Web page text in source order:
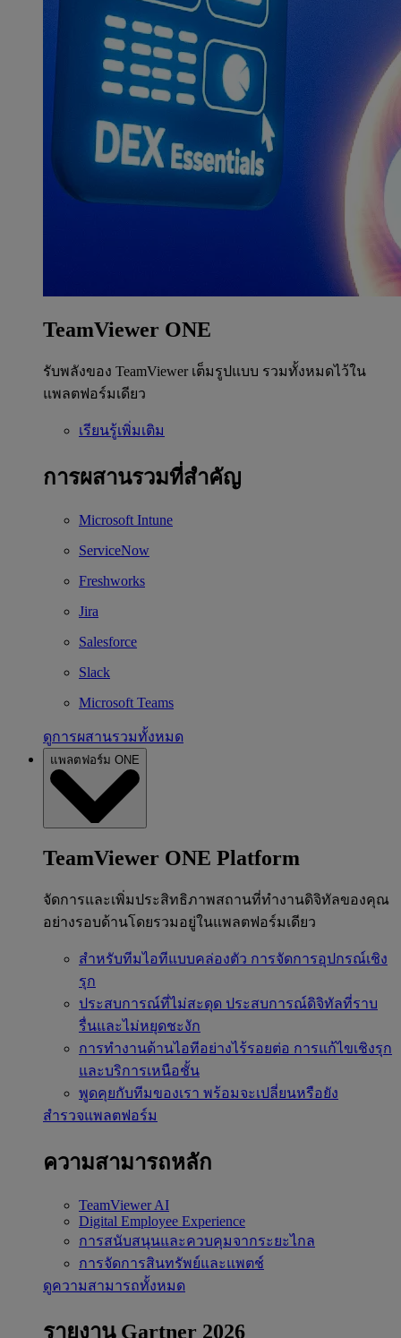
TeamViewer ONE
รับพลังของ TeamViewer เต็มรูปแบบ รวมทั้งหมดไว้ใน
แพลตฟอร์มเดียว
เรียนรู้เพิ่มเติม
การผสานรวมที่สำคัญ
Microsoft Intune
ServiceNow
Freshworks
Jira
Salesforce
Slack
Microsoft Teams
ดูการผสานรวมทั้งหมด
แพลตฟอร์ม ONE
TeamViewer ONE Platform
จัดการและเพิ่มประสิทธิภาพสถานที่ทำงานดิจิทัลของคุณ
อย่างรอบด้านโดยรวมอยู่ในแพลตฟอร์มเดียว
สำหรับทีมไอทีแบบคล่องตัว การจัดการอุปกรณ์เชิง
รุก
ประสบการณ์ที่ไม่สะดุด ประสบการณ์ดิจิทัลที่ราบ
รื่นและไม่หยุดชะงัก
การทำงานด้านไอทีอย่างไร้รอยต่อ การแก้ไขเชิงรุก
และบริการเหนือชั้น
พูดคุยกับทีมของเรา พร้อมจะเปลี่ยนหรือยัง
สำรวจแพลตฟอร์ม
ความสามารถหลัก
TeamViewer AI
Digital Employee Experience
การสนับสนุนและควบคุมจากระยะไกล
การจัดการสินทรัพย์และแพตช์
ดูความสามารถทั้งหมด
รายงาน Gartner 2026